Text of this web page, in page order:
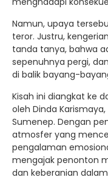
Namun, upaya
teror. Justru,
tanda tanya, bahwa
sepenuhnya pergi,
di balik bayang-
Kisah ini diangkat ke
oleh Dinda
Sumenep. Dengan
atmosfer yang
pengalaman
mengajak penonton
dan keberanian